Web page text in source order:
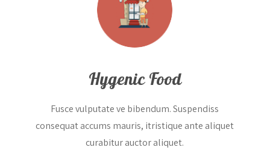
Hygenic Food
Fusce vulputate ve bibendum. Suspendiss
consequat accums mauris, itristique ante aliquet
curabitur auctor aliquet.